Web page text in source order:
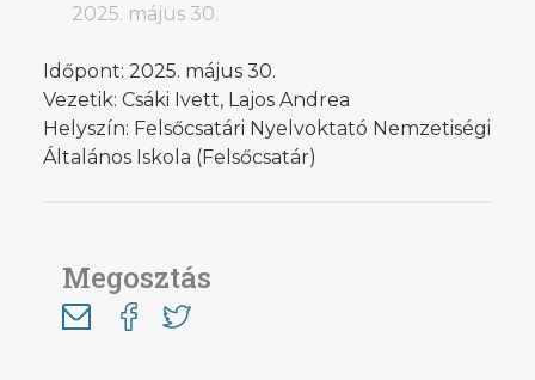
2025. május 30.
Időpont: 2025. május 30.
Vezetik: Csáki Ivett, Lajos Andrea
Helyszín: Felsőcsatári Nyelvoktató Nemzetiségi
Általános Iskola (Felsőcsatár)
Megosztás